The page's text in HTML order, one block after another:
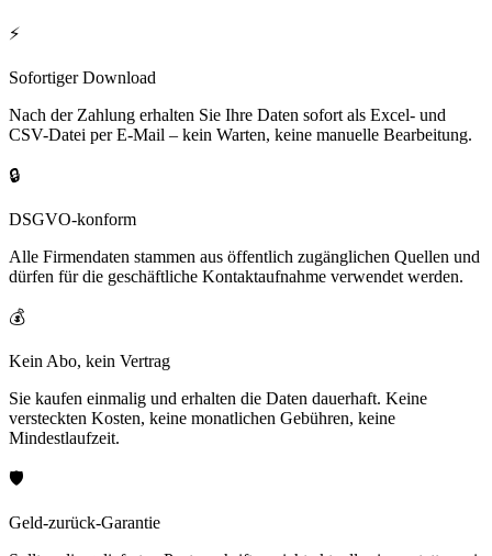
⚡
Sofortiger Download
Nach der Zahlung erhalten Sie Ihre Daten sofort als Excel- und
CSV-Datei per E-Mail – kein Warten, keine manuelle Bearbeitung.
🔒
DSGVO-konform
Alle Firmendaten stammen aus öffentlich zugänglichen Quellen und
dürfen für die geschäftliche Kontaktaufnahme verwendet werden.
💰
Kein Abo, kein Vertrag
Sie kaufen einmalig und erhalten die Daten dauerhaft. Keine
versteckten Kosten, keine monatlichen Gebühren, keine
Mindestlaufzeit.
🛡️
Geld-zurück-Garantie